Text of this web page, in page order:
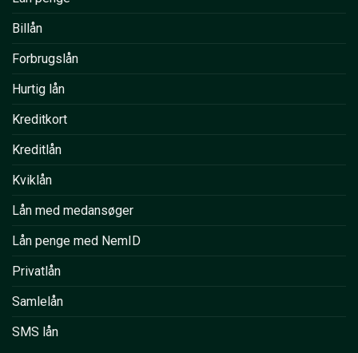
Billån
Forbrugslån
Hurtig lån
Kreditkort
Kreditlån
Kviklån
Lån med medansøger
Lån penge med NemID
Privatlån
Samlelån
SMS lån